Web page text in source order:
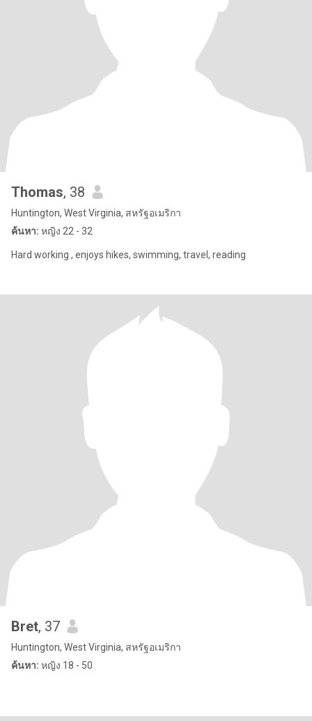
Thomas, 38
Huntington, West Virginia, สหรัฐอเมริกา
ค้นหา: หญิง 22 - 32
Hard working , enjoys hikes, swimming, travel, reading
Bret, 37
Huntington, West Virginia, สหรัฐอเมริกา
ค้นหา: หญิง 18 - 50